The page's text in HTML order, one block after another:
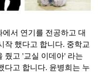
서 연기를 전공하고 대
작 했다고 합니다. 중학교
줬고 '교실 이데아' 라는
다고 합니다. 윤병희는 누